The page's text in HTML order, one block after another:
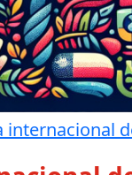
internacional